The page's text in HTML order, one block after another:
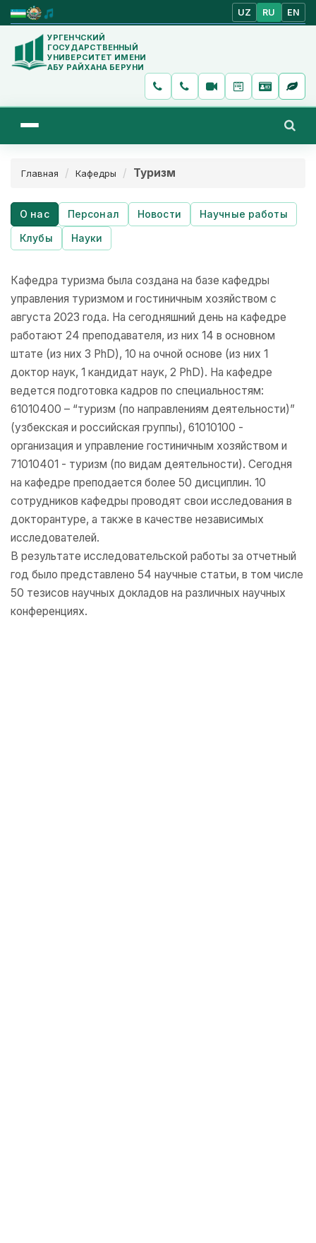
UZ RU EN
УРГЕНЧСКИЙ
ГОСУДАРСТВЕННЫЙ
УНИВЕРСИТЕТ ИМЕНИ
АБУ РАЙХАНА БЕРУНИ
Главная Кафедры Туризм
О нас Персонал Новости
Научные работы
Клубы
Науки
Кафедра туризма была создана на базе кафедры
управления туризмом и гостиничным хозяйством с
августа 2023 года. На сегодняшний день на кафедре
работают 24 преподавателя, из них 14 в основном
штате (из них 3 PhD), 10 на очной основе (из них 1
доктор наук, 1 кандидат наук, 2 PhD). На кафедре
ведется подготовка кадров по специальностям:
61010400 – “туризм (по направлениям деятельности)”
(узбекская и российская группы), 61010100 -
организация и управление гостиничным хозяйством и
71010401 - туризм (по видам деятельности). Сегодня
на кафедре преподается более 50 дисциплин. 10
сотрудников кафедры проводят свои исследования в
докторантуре, а также в качестве независимых
исследователей.
В результате исследовательской работы за отчетный
год было представлено 54 научные статьи, в том числе
50 тезисов научных докладов на различных научных
конференциях.